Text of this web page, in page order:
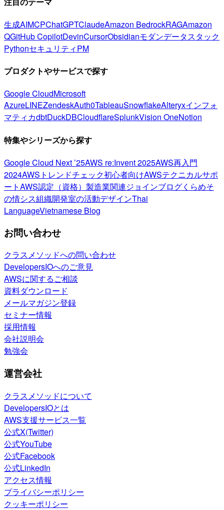
生成AIMCPChatGPTClaudeAmazon BedrockRAGAmazon
QGitHub CopilotDevinCursorObsidianモダンデータスタック
PythonセキュリティPM
プロダクトやサービスで探す
Google CloudMicrosoft
AzureLINEZendeskAuth0TableauSnowflakeAlteryxインフォ
マティカdbtDuckDBCloudflareSplunkVision OneNotion
特集やシリーズから探す
Google Cloud Next ’25AWS re:Invent 2025AWS再入門
2024AWSトレンドチェック初心者向けAWSテクニカルサポ
ートAWS認定（資格） 製造業関連ジョインブログくらめそ
の情シス組織開発室の活動デザインThai
LanguageVietnamese Blog
お問い合わせ
クラスメソッドへの問い合わせ
DevelopersIOへのご意見
AWSに関するご相談
資料ダウンロード
メールマガジン登録
セミナー情報
採用情報
会社説明会
勉強会
運営会社
クラスメソッドについて
DevelopersIOとは
AWS支援サービス一覧
公式X(Twitter)
公式YouTube
公式Facebook
公式LinkedIn
アクセス情報
プライバシーポリシー
クッキーポリシー